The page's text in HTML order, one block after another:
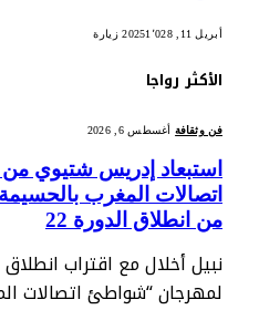
أبريل 11, 2025 1٬028 زيارة
الأكثر رواجا
فن وثقافة أغسطس 6, 2026
استبعاد إدريس شتيوي
اتصالات المغرب
من انطلاق الدورة 22
نبيل أخلال مع اقتراب انطلاق
لمهرجان “شواطئ اتصالات